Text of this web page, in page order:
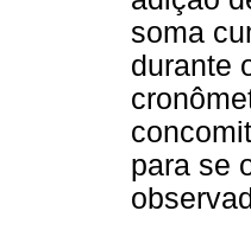
soma
durante
para se